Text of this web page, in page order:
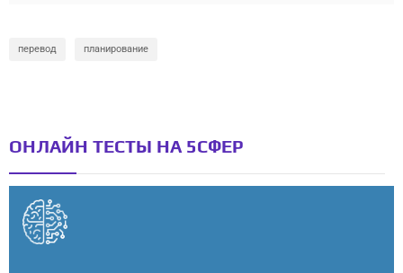
перевод планирование
ОНЛАЙН ТЕСТЫ НА 5СФЕР